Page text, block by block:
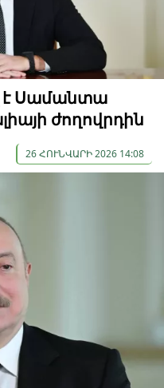
է Սամանտա
ժողովրդին
26 ՀՈՒՆՎԱՐԻ 2026 14:08